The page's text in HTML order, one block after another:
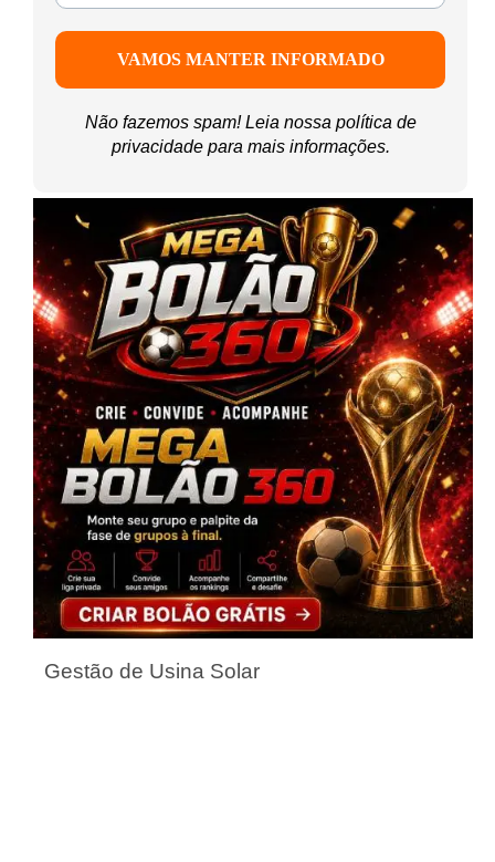
Não fazemos spam! Leia nossa política de
privacidadepara mais informações.
Gestão de Usina Solar